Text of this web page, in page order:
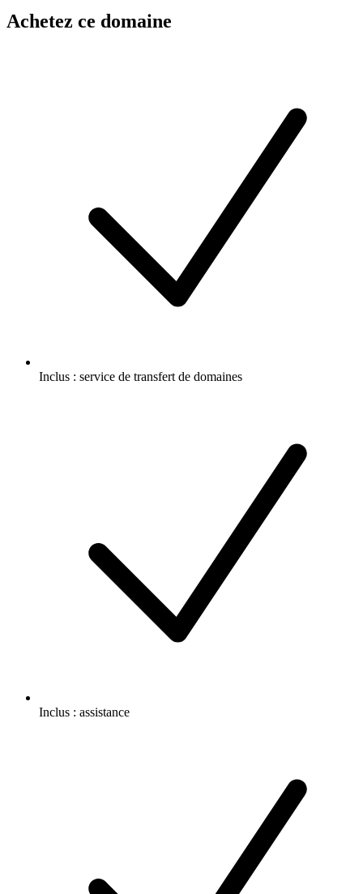
Achetez ce domaine
Inclus : service de transfert de domaines
Inclus : assistance